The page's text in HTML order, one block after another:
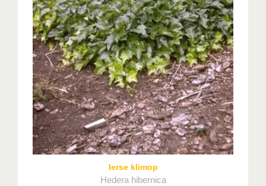
Ierse klimop
Hedera hibernica